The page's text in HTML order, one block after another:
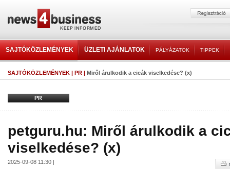
SAJTÓKÖZLEMÉNYEK ÜZLETI AJÁNLATOK PÁLYÁZATOK TIPPEK
SAJTÓKÖZLEMÉNYEK | PR | Miről árulkodik a cicák viselkedése? (x)
PR
petguru.hu: Miről árulkodik a
viselkedése? (x)
2025-09-08 11:30 |